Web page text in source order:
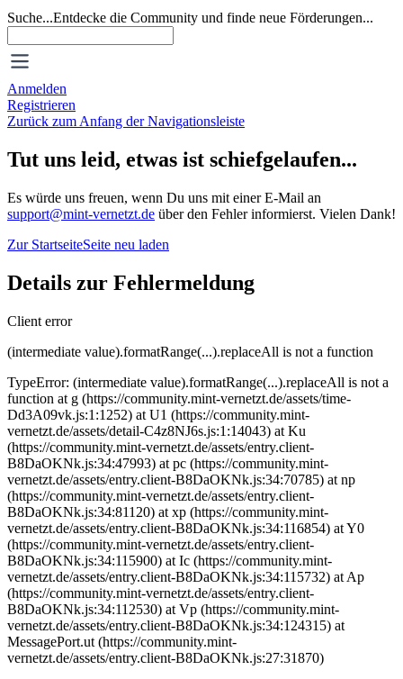
Suche...Entdecke die Community und finde neue Förderungen...
Anmelden
Registrieren
Zurück zum Anfang der Navigationsleiste
Tut uns leid, etwas ist schiefgelaufen...
Es würde uns freuen, wenn Du uns mit einer E-Mail an
support@mint-vernetzt.de über den Fehler informierst. Vielen Dank!
Zur StartseiteSeite neu laden
Details zur Fehlermeldung
Client error
(intermediate value).formatRange(...).replaceAll is not a function
TypeError: (intermediate value).formatRange(...).replaceAll is not a
function at g (https://community.mint-vernetzt.de/assets/time-
Dd3A09vk.js:1:1252) at U1 (https://community.mint-
vernetzt.de/assets/detail-C4z8NJ6s.js:1:14043) at Ku
(https://community.mint-vernetzt.de/assets/entry.client-
B8DaOKNk.js:34:47993) at pc (https://community.mint-
vernetzt.de/assets/entry.client-B8DaOKNk.js:34:70785) at np
(https://community.mint-vernetzt.de/assets/entry.client-
B8DaOKNk.js:34:81120) at xp (https://community.mint-
vernetzt.de/assets/entry.client-B8DaOKNk.js:34:116854) at Y0
(https://community.mint-vernetzt.de/assets/entry.client-
B8DaOKNk.js:34:115900) at Ic (https://community.mint-
vernetzt.de/assets/entry.client-B8DaOKNk.js:34:115732) at Ap
(https://community.mint-vernetzt.de/assets/entry.client-
B8DaOKNk.js:34:112530) at Vp (https://community.mint-
vernetzt.de/assets/entry.client-B8DaOKNk.js:34:124315) at
MessagePort.ut (https://community.mint-
vernetzt.de/assets/entry.client-B8DaOKNk.js:27:31870)